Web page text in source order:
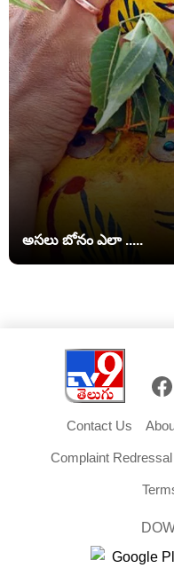
అసలు బోనం ఎలా .....
Contact Us
Complaint Redressal